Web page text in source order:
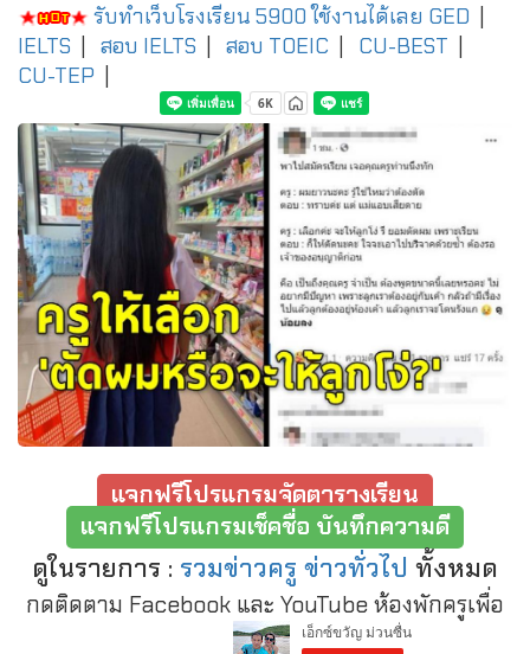
รับทำเว็บโรงเรียน 5900 ใช้งานได้เลย GED
IELTS
สอบ IELTS สอบ TOEIC CU-BEST
CU-TEP
แจกฟรีโปรแกรมจัดตารางเรียน
แจกฟรีโปรแกรมเช็คชื่อ บันทึกความดี
ดูในรายการ : รวมข่าวครู ข่าวทั่วไป ทั้งหมด
กดติดตาม Facebook และ YouTube ห้องพักครูเพื่อ